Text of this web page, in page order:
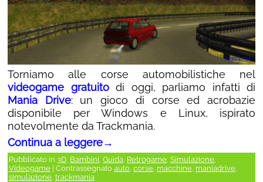
Torniamo alle corse automobilistiche nel
videogame gratuitodi oggi, parliamo infatti di
Mania Drive: un gioco di corse ed acrobazie
disponibile per Windows e Linux, ispirato
notevolmente da Trackmania.
Continua a leggere→
Pubblicato in 3D Bambini Guida Retrogame Simulazione
Videogame | Contrassegnato auto corse macchine maniadrive
simulazione trackmania